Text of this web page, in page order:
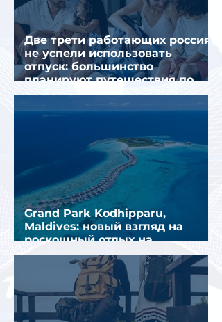
Две трети работающих россиян
не успели использовать
отпуск: большинство
планируют путешествия по
стране
Grand Park Kodhipparu,
Maldives: новый взгляд на
роскошный отдых на
Мальдивах